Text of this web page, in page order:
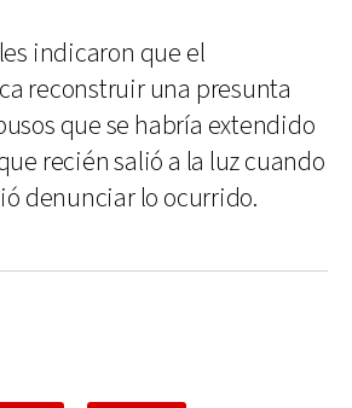
indicaron que el
reconstruir una presunta
que se habría extendido
recién salió a la luz cuando
denunciar lo ocurrido.